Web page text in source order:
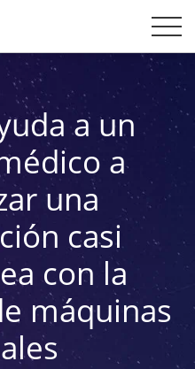
a un
a
una
casi
con la
máquinas